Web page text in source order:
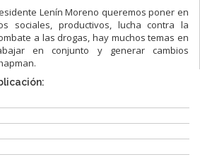
Lenín Moreno queremos poner en
sociales, productivos, lucha contra la
a las drogas, hay muchos temas en
en conjunto y generar cambios